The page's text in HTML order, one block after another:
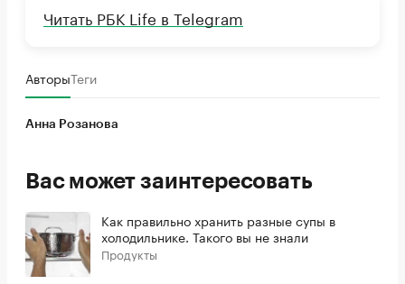
Читать РБК Life в Telegram
АвторыТеги
Анна Розанова
Вас может заинтересовать
Как правильно хранить разные супы в
холодильнике. Такого вы не знали
Продукты